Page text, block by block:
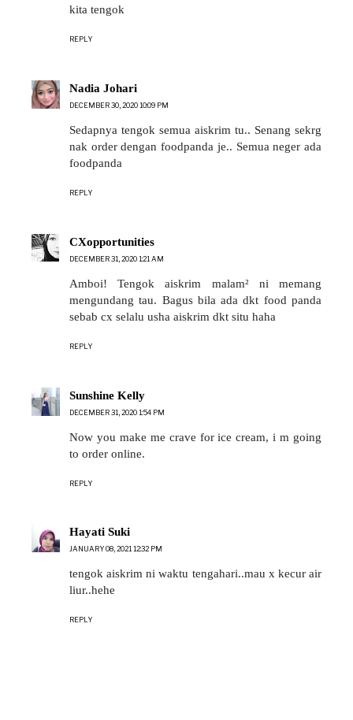
kita tengok
REPLY
Nadia Johari
DECEMBER 30, 2020 10:09 PM
Sedapnya tengok semua aiskrim tu.. Senang sekrg
nak order dengan foodpanda je.. Semua neger ada
foodpanda
REPLY
CXopportunities
DECEMBER 31, 2020 1:21 AM
Amboi! Tengok aiskrim malam² ni memang
mengundang tau. Bagus bila ada dkt food panda
sebab cx selalu usha aiskrim dkt situ haha
REPLY
Sunshine Kelly
DECEMBER 31, 2020 1:54 PM
Now you make me crave for ice cream, i m going
to order online.
REPLY
Hayati Suki
JANUARY 08, 2021 12:32 PM
tengok aiskrim ni waktu tengahari..mau x kecur air
liur..hehe
REPLY